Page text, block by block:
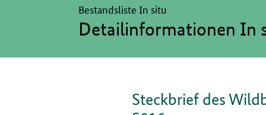
Detailinformationen In
Bestandsliste In situ
Steckbrief des